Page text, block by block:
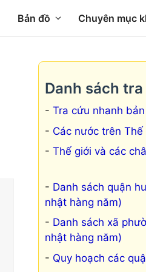
Bản đồ Chuyên mục
Danh sách
Tra cứu nhanh
Các nước trên Thế
Thế giới và các
Danh sách quận
nhật hàng năm)
Danh sách xã
nhật hàng năm)
Quy hoạch các